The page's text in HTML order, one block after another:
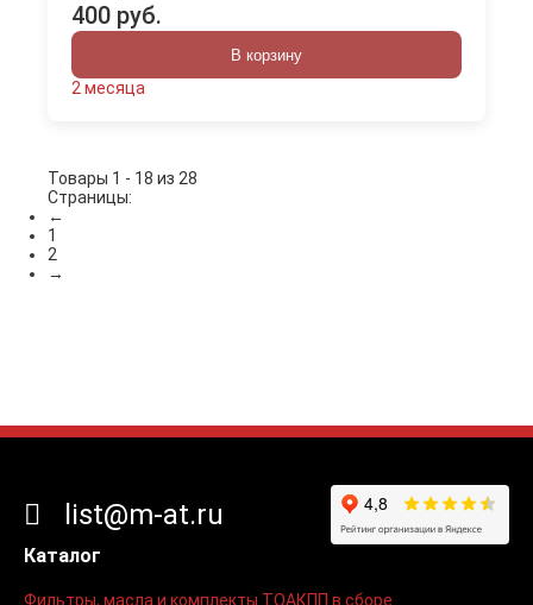
400 руб.
В корзину
2 месяца
Товары 1 - 18 из 28
Страницы:
←
1
2
→
Каталог
Фильтры, масла и комплекты ТОАКПП в сборе
list@m-at.ru